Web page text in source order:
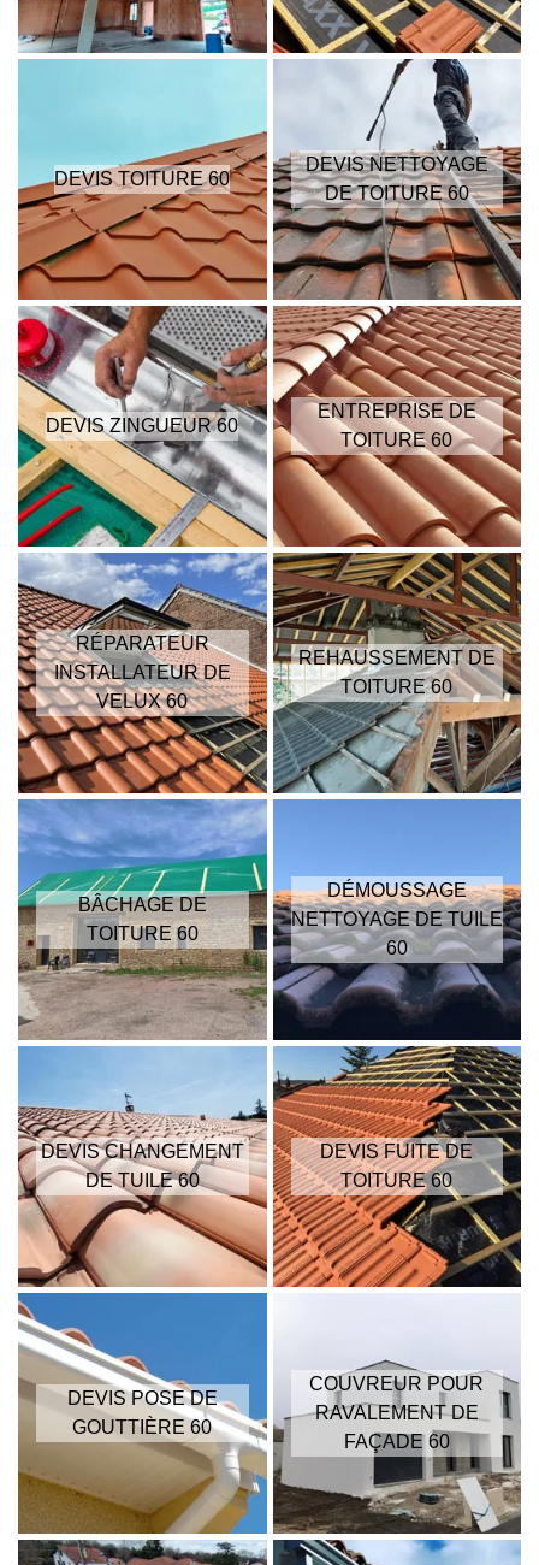
DEVIS TOITURE 60
DEVIS NETTOYAGE
DE TOITURE 60
DEVIS ZINGUEUR 60
ENTREPRISE DE
TOITURE 60
RÉPARATEUR
INSTALLATEUR DE
VELUX 60
REHAUSSEMENT DE
TOITURE 60
BÂCHAGE DE
TOITURE 60
DÉMOUSSAGE
NETTOYAGE DE TUILE
60
DEVIS CHANGEMENT
DE TUILE 60
DEVIS FUITE DE
TOITURE 60
DEVIS POSE DE
GOUTTIÈRE 60
COUVREUR POUR
RAVALEMENT DE
FAÇADE 60